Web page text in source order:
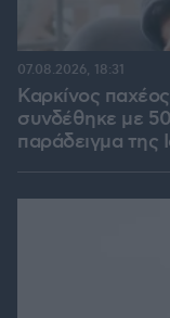
Καρκίνος
συνδέθηκε με
παράδειγμα της
07.08.2026, 18:31